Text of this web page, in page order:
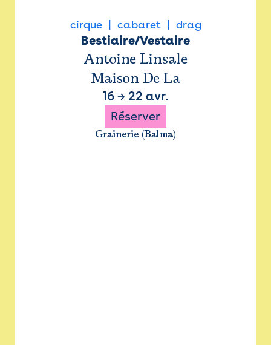
cirque cabaret drag
Bestiaire/Vestaire
Antoine Linsale
Maison De La
16→ 22 avr.
Réserver
Grainerie (Balma)